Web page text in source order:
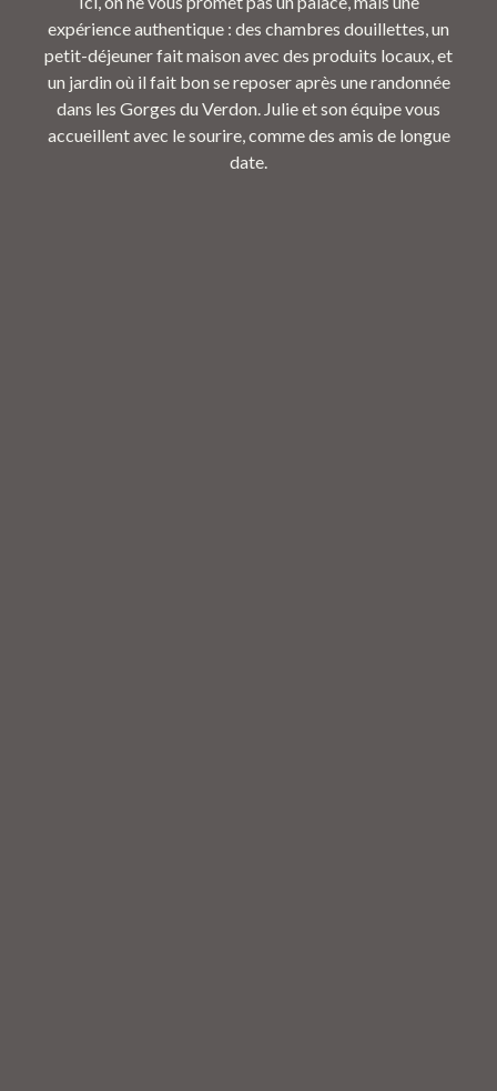
expérience authentique : des chambres douillettes, un
petit-déjeuner fait maison avec des produits locaux, et
un jardin où il fait bon se reposer après une randonnée
dans les Gorges du Verdon. Julie et son équipe vous
accueillent avec le sourire, comme des amis de longue
date.